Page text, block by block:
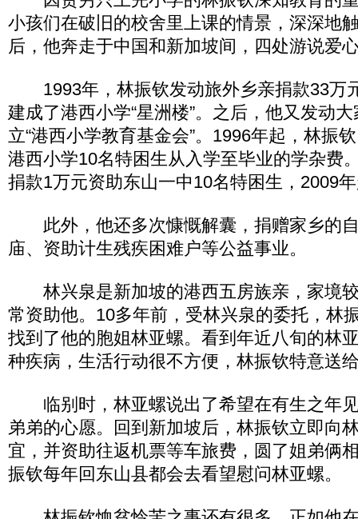
小孩们在破旧的校舍里上课的情景，深深地
后，他奔走于中国和新加坡间，四处游说爱
1993年，林振钦发动旅外乡亲捐款33万
建成了港西小学“星洲楼”。之后，他又发动
立“港西小学教育基金会”。1996年起，林振
港西小学10名特困生从入学至毕业的学杂费
捐款1万元资助东山一中10名特困生，2009
此外，他还多次慷慨解囊，捐赠家乡的
庙、资助计生残疾困难户等公益事业。
林兴泉是新加坡的港西五房族亲，家境
常资助他。10多年前，受林兴泉的委托，林
找到了他的胞姐林亚螺。看到年近八旬的林
种疾病，生活行动很不方便，林振钦特意送
临别时，林亚螺说出了希望在有生之年
弟弟的心愿。回到新加坡后，林振钦立即向
宜，并资助往返机票等车旅费，圆了姐弟俩
振钦每年回东山县都会去看望慰问林亚螺。